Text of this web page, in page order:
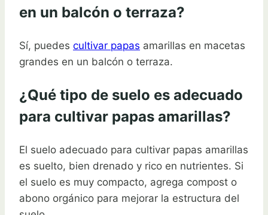
en un balcón o terraza?
Sí, puedes cultivar papas amarillas en macetas
grandes en un balcón o terraza.
¿Qué tipo de suelo es adecuado
para cultivar papas amarillas?
El suelo adecuado para cultivar papas amarillas
es suelto, bien drenado y rico en nutrientes. Si
el suelo es muy compacto, agrega compost o
abono orgánico para mejorar la estructura del